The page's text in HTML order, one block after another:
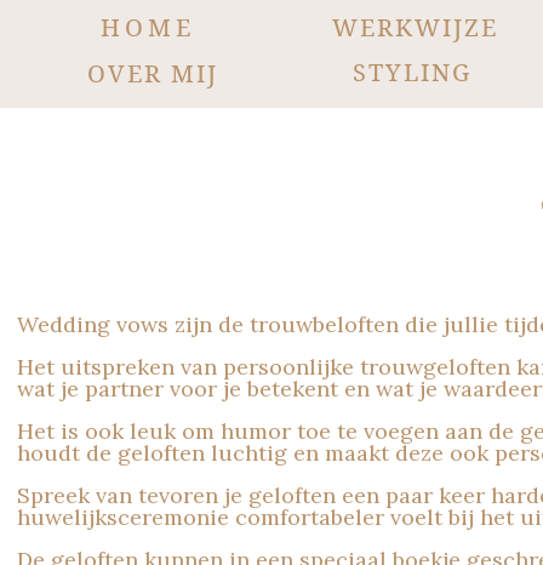
OVER MIJ
WERKWIJZE
STYLING
HOME
Wedding vows zijn de trouwbeloften die jullie
Het uitspreken van persoonlijke trouwgeloften
wat je partner voor je betekent en wat je
Het is ook leuk om humor toe te voegen aan de
houdt de geloften luchtig en maakt deze ook
Spreek van tevoren je geloften een paar keer
huwelijksceremonie comfortabeler voelt bij het